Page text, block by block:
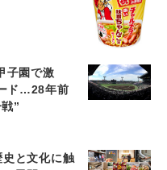
子園で激
ド…28年前
”
と文化に触